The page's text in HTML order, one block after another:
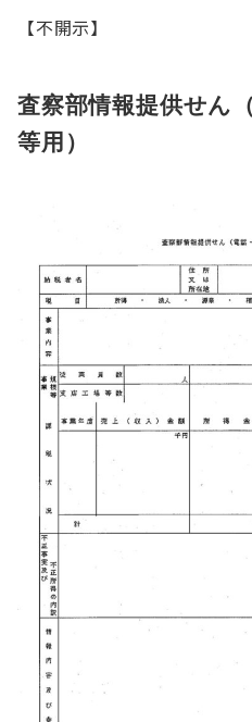
【不開示】
査察部情報提供せん
等用）